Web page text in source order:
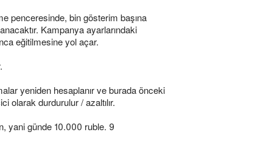
penceresinde, bin gösterim başına
Kampanya ayarlarındaki
eğitilmesine yol açar.
yeniden hesaplanır ve burada önceki
olarak durdurulur / azaltılır.
yani günde 10.000 ruble. 9